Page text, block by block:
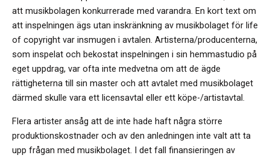
att musikbolagen konkurrerade med varandra. En kort text om
att inspelningen ägs utan inskränkning av musikbolaget för life
of copyright var insmugen i avtalen. Artisterna/producenterna,
som inspelat och bekostat inspelningen i sin hemmastudio på
eget uppdrag, var ofta inte medvetna om att de ägde
rättigheterna till sin master och att avtalet med musikbolaget
därmed skulle vara ett licensavtal eller ett köpe-/artistavtal.
Flera artister ansåg att de inte hade haft några större
produktionskostnader och av den anledningen inte valt att ta
upp frågan med musikbolaget. I det fall finansieringen av